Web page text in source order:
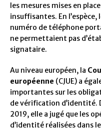
les mesures mises en
insuffisantes. En
numéro de téléphone
ne permettaient pas
signataire.
Au niveau européen, la
européenne (CJUE) a
importantes sur les
de vérification d’identité.
2019, elle a jugé que les
d’identité réalisées dans